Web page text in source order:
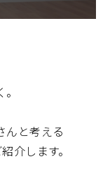
んと考える
介します。